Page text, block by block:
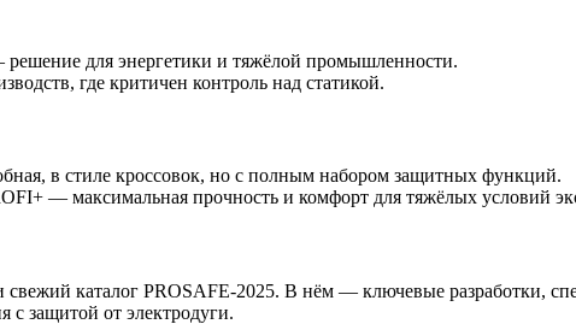
для энергетики и тяжёлой промышленности.
где критичен контроль над статикой.
в стиле кроссовок, но с полным набором защитных функций.
— максимальная прочность и комфорт для тяжёлых условий
каталог PROSAFE-2025. В нём — ключевые разработки,
с защитой от электродуги.